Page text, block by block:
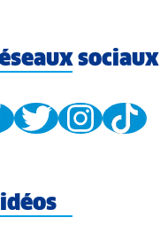
sociaux